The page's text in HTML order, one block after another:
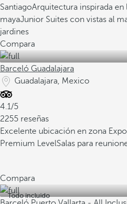
SantiagoArquitectura inspirada en
mayaJunior Suites con vistas al
jardines
Compara
Barceló Guadalajara
Guadalajara, Mexico
4.1/5
2255 reseñas
Excelente ubicación en zona Expo
Premium LevelSalas para
Compara
Todo incluido